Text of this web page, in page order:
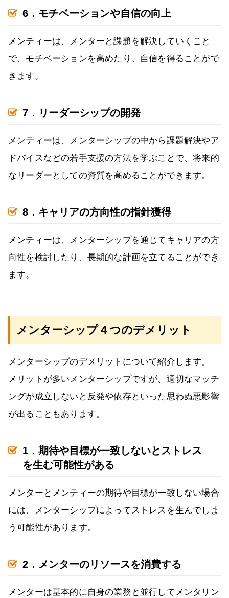
6．モチベーションや自信の向上
メンティーは、メンターと課題を解決していくこと
で、モチベーションを高めたり、自信を得ることがで
きます。
7．リーダーシップの開発
メンティーは、メンターシップの中から課題解決やア
ドバイスなどの若手支援の方法を学ぶことで、将来的
なリーダーとしての資質を高めることができます。
8．キャリアの方向性の指針獲得
メンティーは、メンターシップを通じてキャリアの方
向性を検討したり、長期的な計画を立てることができ
ます。
メンターシップ４つのデメリット
メンターシップのデメリットについて紹介します。
メリットが多いメンターシップですが、適切なマッチ
ングが成立しないと反発や依存といった思わぬ悪影響
が出ることもあります。
1．期待や目標が一致しないとストレス
を生む可能性がある
メンターとメンティーの期待や目標が一致しない場合
には、メンターシップによってストレスを生んでしま
う可能性があります。
2．メンターのリソースを消費する
メンターは基本的に自身の業務と並行してメンタリン